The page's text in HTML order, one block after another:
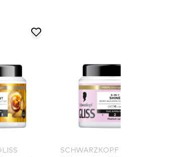
SCHWARZKOPF GLISS